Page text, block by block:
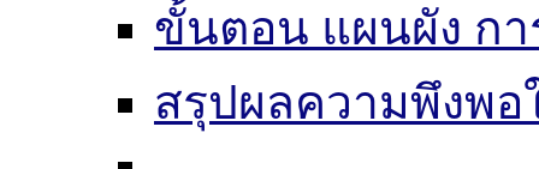
ขั้นตอน แผนผัง ก
สรุปผลความพึงพอ